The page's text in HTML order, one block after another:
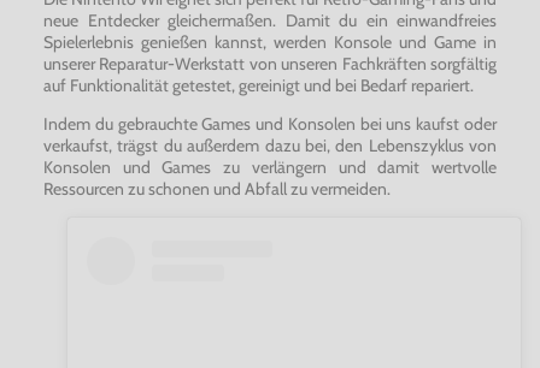
neue Entdecker gleichermaßen. Damit du ein einwandfreies
Spielerlebnis genießen kannst, werden Konsole und Game in
unserer Reparatur-Werkstatt von unseren Fachkräften sorgfältig
auf Funktionalität getestet, gereinigt und bei Bedarf repariert.
Indem du gebrauchte Games und Konsolen bei uns kaufst oder
verkaufst, trägst du außerdem dazu bei, den Lebenszyklus von
Konsolen und Games zu verlängern und damit wertvolle
Ressourcen zu schonen und Abfall zu vermeiden.